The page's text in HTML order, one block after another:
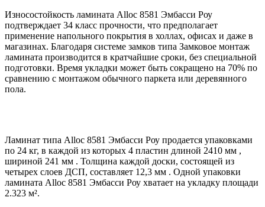
Износостойкость ламината Alloc 8581 Эмбасси Роу
подтверждает 34 класс прочности, что предполагает
применение напольного покрытия в холлах, офисах и даже в
магазинах. Благодаря системе замков типа Замковое монтаж
ламината производится в кратчайшие сроки, без специальной
подготовки. Время укладки может быть сокращено на 70% по
сравнению с монтажом обычного паркета или деревянного
пола.
Ламинат типа Alloc 8581 Эмбасси Роу продается упаковками
по 24 кг, в каждой из которых 4 пластин длиной 2410 мм ,
шириной 241 мм . Толщина каждой доски, состоящей из
четырех слоев ДСП, составляет 12,3 мм . Одной упаковки
ламината Alloc 8581 Эмбасси Роу хватает на укладку площади
2.323 м².